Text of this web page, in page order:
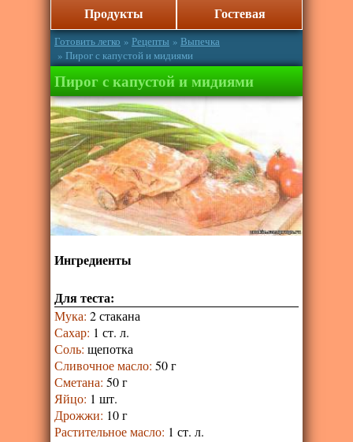
Продукты
Гостевая
Готовить легко » Рецепты » Выпечка
» Пирог с капустой и мидиями
Пирог с капустой и мидиями
Ингредиенты
Для теста:
Мука: 2 стакана
Сахар: 1 ст. л.
Соль: щепотка
Сливочное масло: 50 г
Сметана: 50 г
Яйцо: 1 шт.
Дрожжи: 10 г
Растительное масло: 1 ст. л.